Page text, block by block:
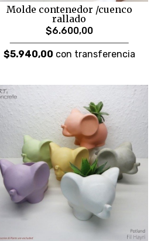
Molde contenedor /cuenco
rallado
$6.600,00
$5.940,00 con transferencia